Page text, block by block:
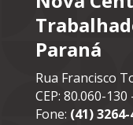
Paraná
Rua Francisco
CEP: 80.060-
Fone: (41) 3264-